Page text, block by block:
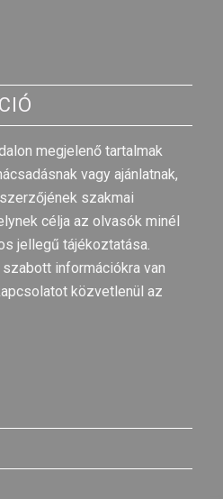
megjelenő tartalmak
vagy ajánlatnak,
szakmai
célja az olvasók minél
jellegű tájékoztatása.
információkra van
közvetlenül az